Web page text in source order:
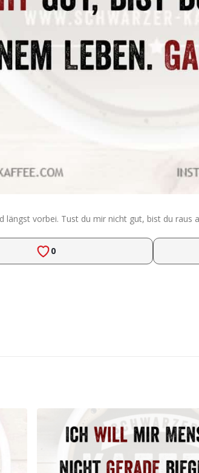
vorbei. Tust du mir nicht gut, bist du raus
0